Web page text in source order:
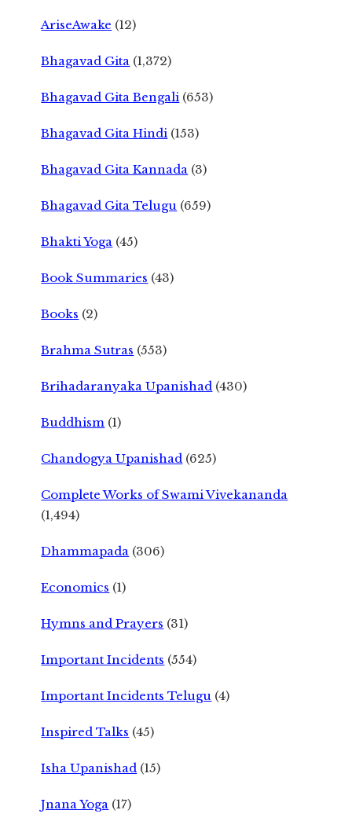
AriseAwake (12)
Bhagavad Gita (1,372)
Bhagavad Gita Bengali (653)
Bhagavad Gita Hindi (153)
Bhagavad Gita Kannada (3)
Bhagavad Gita Telugu (659)
Bhakti Yoga (45)
Book Summaries (43)
Books (2)
Brahma Sutras (553)
Brihadaranyaka Upanishad (430)
Buddhism (1)
Chandogya Upanishad (625)
Complete Works of Swami Vivekananda
(1,494)
Dhammapada (306)
Economics (1)
Hymns and Prayers (31)
Important Incidents (554)
Important Incidents Telugu (4)
Inspired Talks (45)
Isha Upanishad (15)
Jnana Yoga (17)